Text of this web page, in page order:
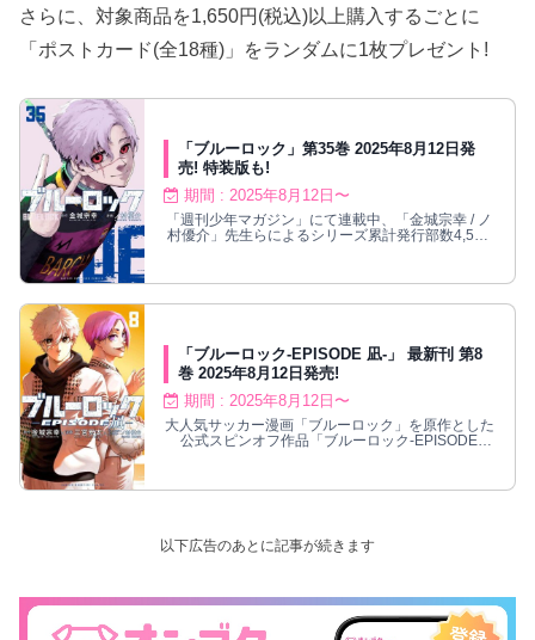
さらに、対象商品を1,650円(税込)以上購入するごとに
「ポストカード(全18種)」をランダムに1枚プレゼント!
「ブルーロック」第35巻 2025年8月12日発
売! 特装版も!
期間 : 2025年8月12日〜
「週刊少年マガジン」にて連載中、「金城宗幸 / ノ
村優介」先生らによるシリーズ累計発行部数4,500
ノ村優介先生完全描き下ろしのグッズ特典が付いた
「ブルーロック-EPISODE 凪-」 最新刊 第8
巻 2025年8月12日発売!
期間 : 2025年8月12日〜
大人気サッカー漫画「ブルーロック」を原作とした
公式スピンオフ作品「ブルーロック-EPISODE
凪 誠士郎が主役のもう一つの“青い監獄”物語完結!!
以下広告のあとに記事が続きます